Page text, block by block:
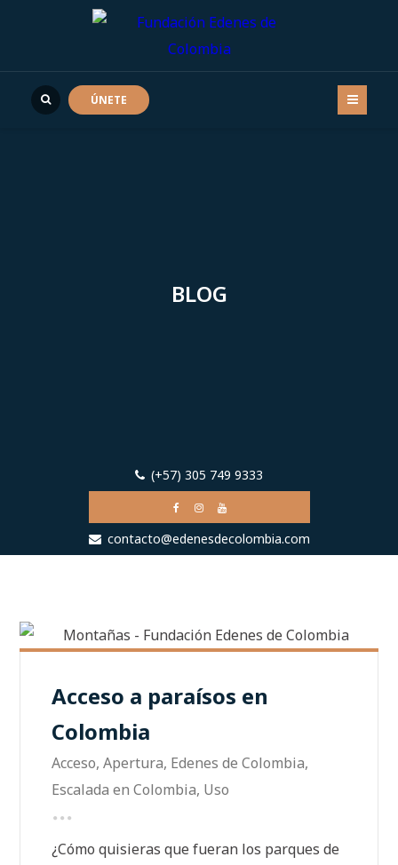
ÚNETE
BLOG
(+57) 305 749 9333
contacto@edenesdecolombia.com
Acceso a paraísos en
Colombia
Acceso,Apertura, Edenes de Colombia,
Escalada en Colombia, Uso
¿Cómo quisieras que fueran los parques de